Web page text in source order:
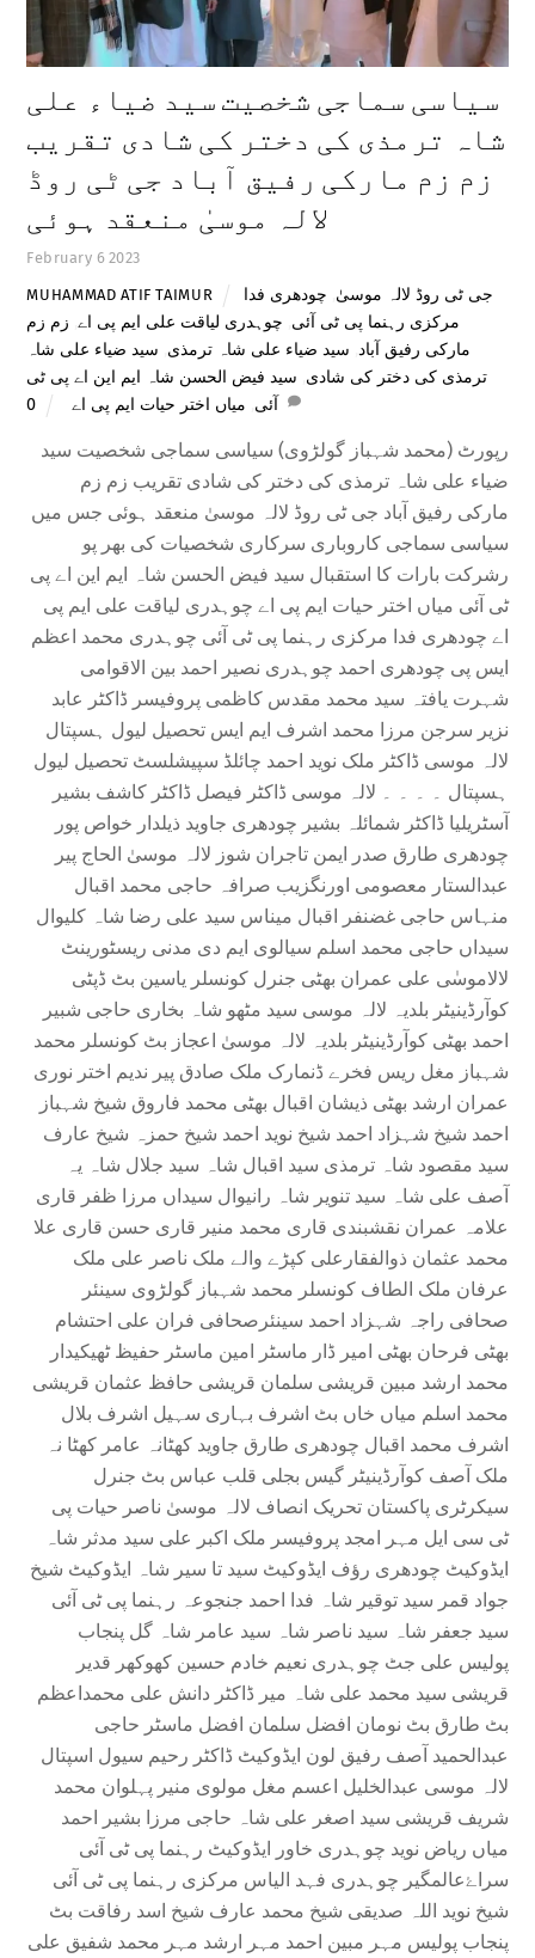
February 6 2023
سیاسی سماجی شخصیت سید ضیاء علی
شاہ ترمذی کی دختر کی شادی تقریب
زم زم مارکی رفیق آباد جی ٹی روڈ
لالہ موسیٰ منعقد ہوئی
MUHAMMAD ATIF TAIMUR جی ٹی روڈ لالہ موسیٰ چودھری فدا
مرکزی رہنما پی ٹی آئی چوہدری لیاقت علی ایم پی اے, زم زم
مارکی رفیق آباد, سید ضیاء علی شاہ ترمذی سید ضیاء علی شاہ
ترمذی کی دختر کی شادی سید فیض الحسن شاہ ایم این اے پی ٹی
آئی میاں اختر حیات ایم پی اے 0
رپورٹ (محمد شہباز گولڑوی) سیاسی سماجی شخصیت سید
ضیاء علی شاہ ترمذی کی دختر کی شادی تقریب زم زم
مارکی رفیق آباد جی ٹی روڈ لالہ موسیٰ منعقد ہوئی جس میں
سیاسی سماجی کاروباری سرکاری شخصیات کی بھر پو
رشرکت بارات کا استقبال سید فیض الحسن شاہ ایم این اے پی
ٹی آئی میاں اختر حیات ایم پی اے چوہدری لیاقت علی ایم پی
اے چودھری فدا مرکزی رہنما پی ٹی آئی چوہدری محمد اعظم
ایس پی چودھری احمد چوہدری نصیر احمد بین الاقوامی
شہرت یافتہ سید محمد مقدس کاظمی پروفیسر ڈاکٹر عابد
نزیر سرجن مرزا محمد اشرف ایم ایس تحصیل لیول ہسپتال
لالہ موسی ڈاکٹر ملک نوید احمد چائلڈ سپیشلسٹ تحصیل لیول
ہسپتال ۔ ۔ ۔ ۔ لالہ موسی ڈاکٹر فیصل ڈاکٹر کاشف بشیر
آسٹریلیا ڈاکٹر شمائلہ بشیر چودھری جاوید ذیلدار خواص پور
چودھری طارق صدر ایمن تاجران شوز لالہ موسیٰ الحاج پیر
عبدالستار معصومی اورنگزیب صرافہ حاجی محمد اقبال
منہاس حاجی غضنفر اقبال میناس سید علی رضا شاہ کلیوال
سیداں حاجی محمد اسلم سیالوی ایم دی مدنی ریسٹورینٹ
لالاموسٰی علی عمران بھٹی جنرل کونسلر یاسین بٹ ڈپٹی
کوآرڈینیٹر بلدیہ لالہ موسی سید مٹھو شاہ بخاری حاجی شبیر
احمد بھٹی کوآرڈینیٹر بلدیہ لالہ موسیٰ اعجاز بٹ کونسلر محمد
شہباز مغل ریس فخرے ڈنمارک ملک صادق پیر ندیم اختر نوری
عمران ارشد بھٹی ذیشان اقبال بھٹی محمد فاروق شیخ شہباز
احمد شیخ شہزاد احمد شیخ نوید احمد شیخ حمزہ شیخ عارف
سید مقصود شاہ ترمذی سید اقبال شاہ سید جلال شاہ یہ
آصف علی شاہ سید تنویر شاہ رانیوال سیداں مرزا ظفر قاری
علامہ عمران نقشبندی قاری محمد منیر قاری حسن قاری علا
محمد عثمان ذوالفقارعلی کپڑے والے ملک ناصر علی ملک
عرفان ملک الطاف کونسلر محمد شہباز گولڑوی سینئر
صحافی راجہ شہزاد احمد سینئرصحافی فران علی احتشام
بھٹی فرحان بھٹی امیر ڈار ماسٹر امین ماسٹر حفیظ ٹھیکیدار
محمد ارشد مبین قریشی سلمان قریشی حافظ عثمان قریشی
محمد اسلم میاں خاں بٹ اشرف بہاری سہیل اشرف بلال
اشرف محمد اقبال چودھری طارق جاوید کھٹانہ عامر کھٹا نہ
ملک آصف کوآرڈینیٹر گیس بجلی قلب عباس بٹ جنرل
سیکرٹری پاکستان تحریک انصاف لالہ موسیٰ ناصر حیات پی
ٹی سی ایل مہر امجد پروفیسر ملک اکبر علی سید مدثر شاہ
ایڈوکیٹ چودھری رؤف ایڈوکیٹ سید تا سیر شاہ ایڈوکیٹ شیخ
جواد قمر سید توقیر شاہ فدا احمد جنجوعہ رہنما پی ٹی آئی
سید جعفر شاہ سید ناصر شاہ سید عامر شاہ گل پنجاب
پولیس علی جٹ چوہدری نعیم خادم حسین کھوکھر قدیر
قریشی سید محمد علی شاہ میر ڈاکٹر دانش علی محمداعظم
بٹ طارق بٹ نومان افضل سلمان افضل ماسٹر حاجی
عبدالحمید آصف رفیق لون ایڈوکیٹ ڈاکٹر رحیم سیول اسپتال
لالہ موسی عبدالخلیل اعسم مغل مولوی منیر پہلوان محمد
شریف قریشی سید اصغر علی شاہ حاجی مرزا بشیر احمد
میاں ریاض نوید چوہدری خاور ایڈوکیٹ رہنما پی ٹی آئی
سراۓعالمگیر چوہدری فہد الیاس مرکزی رہنما پی ٹی آئی
شیخ نوید اللہ صدیقی شیخ محمد عارف شیخ اسد رفاقت بٹ
پنجاب پولیس مہر مبین احمد مہر ارشد مہر محمد شفیق علی